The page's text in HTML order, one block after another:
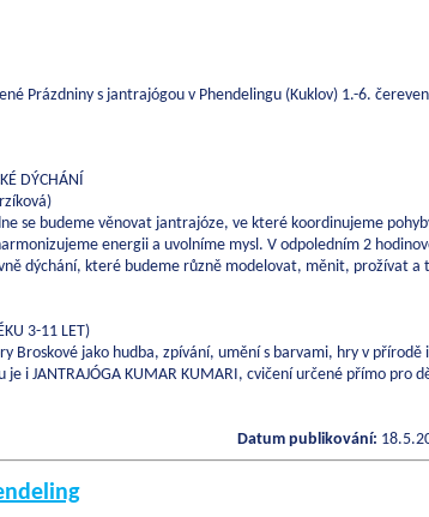
Prázdniny s jantrajógou v Phendelingu (Kuklov) 1.-6.
DÝCHÁNÍ
se budeme věnovat jantrajóze, ve které koordinujeme
energii a uvolníme mysl. V odpoledním 2
dýchání, které budeme různě modelovat, měnit, prožívat a
3-11 LET)
Broskové jako hudba, zpívání, umění s barvami, hry v přírodě
i JANTRAJÓGA KUMAR KUMARI, cvičení určené přímo pro
Datum publikování: